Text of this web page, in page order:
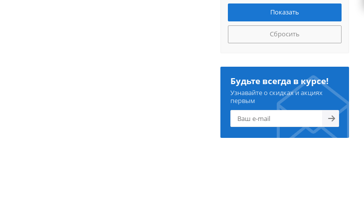
Сбросить
Будьте всегда в курсе!
Узнавайте о скидках и акциях
первым